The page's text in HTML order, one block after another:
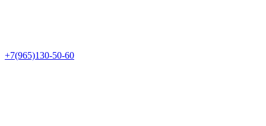
+7(965)130-50-60